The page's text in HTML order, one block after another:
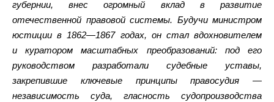
губернии, внес огромный вклад в развитие
отечественной правовой системы. Будучи министром
юстиции в 1862—1867 годах, он стал вдохновителем
и куратором масштабных преобразований: под его
руководством разработали судебные уставы,
закрепившие ключевые принципы правосудия —
независимость суда, гласность судопроизводства